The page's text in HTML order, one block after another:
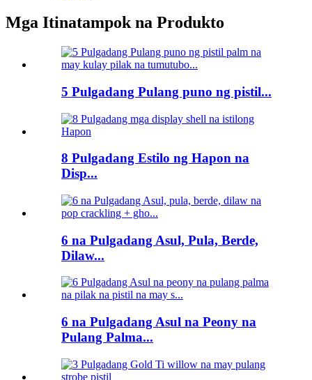
Mga Itinatampok na Produkto
5 Pulgadang Pulang puno ng pistil...
8 Pulgadang Estilo ng Hapon na
Disp...
6 na Pulgadang Asul, Pula, Berde,
Dilaw...
6 na Pulgadang Asul na Peony na
Pulang Palma...